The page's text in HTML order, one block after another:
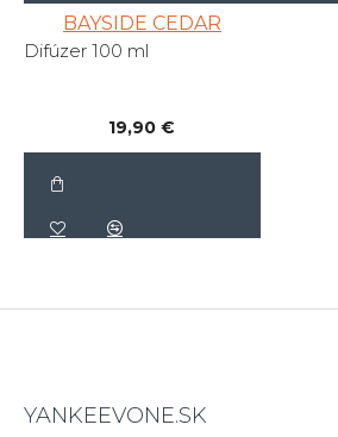
BAYSIDE CEDAR
Difúzer 100 ml
19,90 €
YANKEEVONE.SK